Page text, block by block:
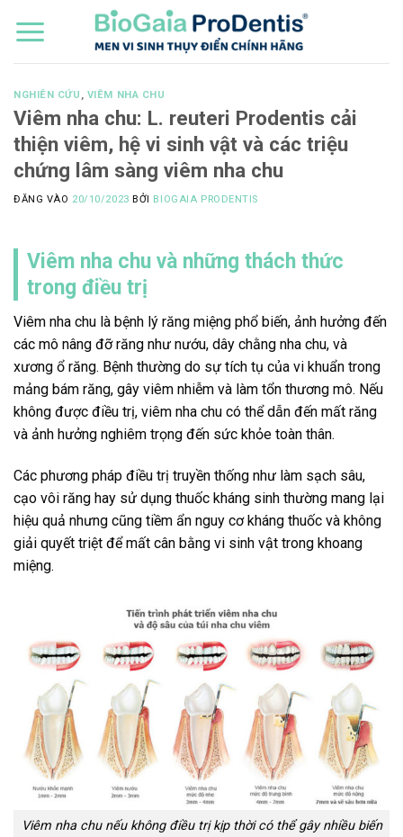
qua
NGHIÊN CỨU , VIÊM NHA CHU
Viêm nha chu: L. reuteri Prodentis cải
thiện viêm, hệ vi sinh vật và các triệu
chứng lâm sàng viêm nha chu
ĐĂNG VÀO 20/10/2023 BỞI BIOGAIA PRODENTIS
Viêm nha chu và những thách thức
trong điều trị
Viêm nha chu là bệnh lý răng miệng phổ biến, ảnh hưởng đến
các mô nâng đỡ răng như nướu, dây chằng nha chu, và
xương ổ răng. Bệnh thường do sự tích tụ của vi khuẩn trong
mảng bám răng, gây viêm nhiễm và làm tổn thương mô. Nếu
không được điều trị, viêm nha chu có thể dẫn đến mất răng
và ảnh hưởng nghiêm trọng đến sức khỏe toàn thân.
Các phương pháp điều trị truyền thống như làm sạch sâu,
cạo vôi răng hay sử dụng thuốc kháng sinh thường mang lại
hiệu quả nhưng cũng tiềm ẩn nguy cơ kháng thuốc và không
giải quyết triệt để mất cân bằng vi sinh vật trong khoang
miệng.
Viêm nha chu nếu không điều trị kịp thời có thể gây nhiều biến